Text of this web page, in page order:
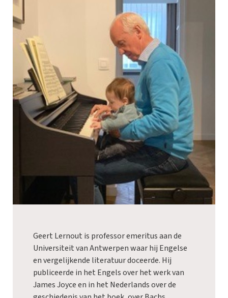
Geert Lernout is professor emeritus aan de
Universiteit van Antwerpen waar hij Engelse
en vergelijkende literatuur doceerde. Hij
publiceerde in het Engels over het werk van
James Joyce en in het Nederlands over de